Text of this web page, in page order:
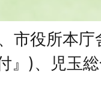
市役所本
』)、児玉